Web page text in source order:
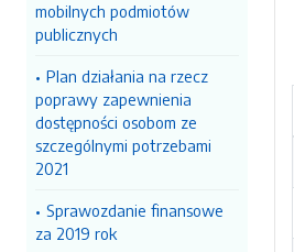
mobilnych podmiotów
publicznych
Plan działania na rzecz
poprawy zapewnienia
dostępności osobom ze
szczególnymi potrzebami
2021
Sprawozdanie finansowe
za 2019 rok